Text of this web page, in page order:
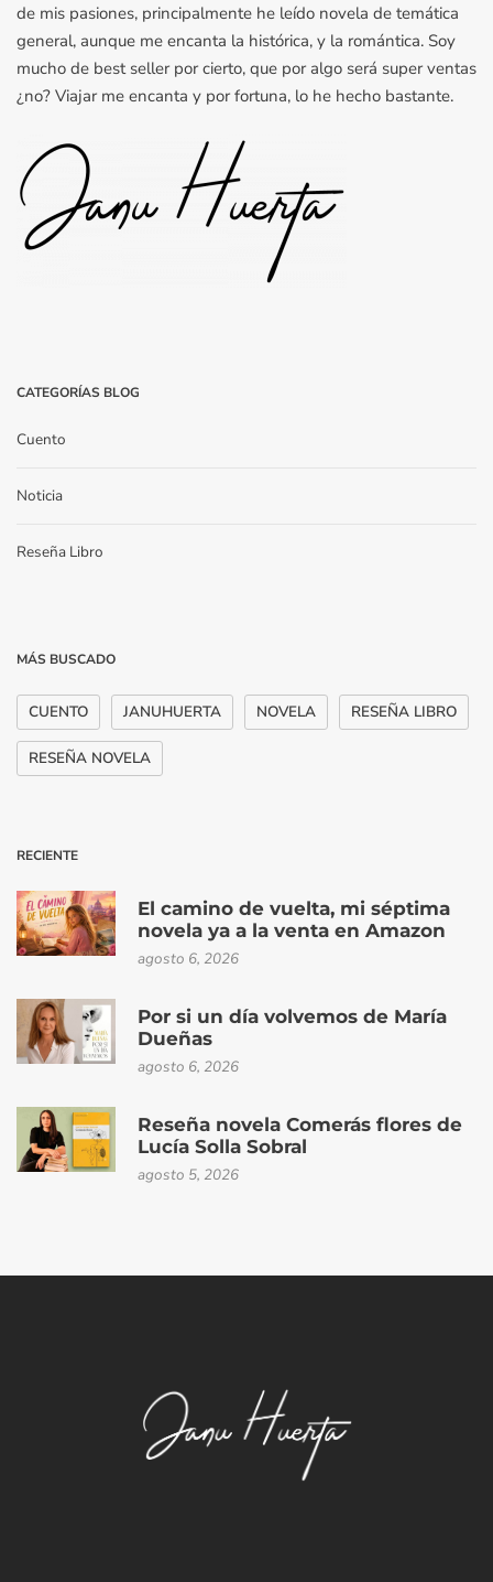
de mis pasiones, principalmente he leído novela de temática
general, aunque me encanta la histórica, y la romántica. Soy
mucho de best seller por cierto, que por algo será super ventas
¿no? Viajar me encanta y por fortuna, lo he hecho bastante.
CATEGORÍAS BLOG
Cuento
Noticia
Reseña Libro
MÁS BUSCADO
CUENTO JANUHUERTA NOVELA RESEÑA LIBRO
RESEÑA NOVELA
RECIENTE
El camino de vuelta, mi séptima
novela ya a la venta en Amazon
agosto 6, 2026
Por si un día volvemos de María
Dueñas
agosto 6, 2026
Reseña novela Comerás flores de
Lucía Solla Sobral
agosto 5, 2026